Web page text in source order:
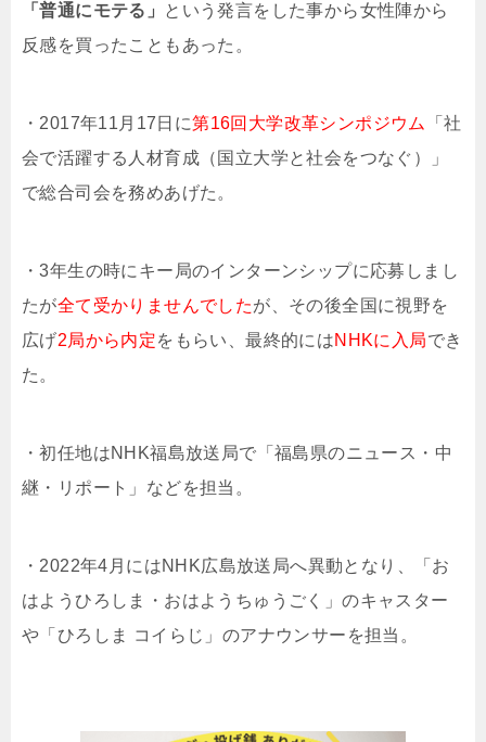
「普通にモテる」
という発言をした事から女性陣から
反感を買ったこともあった。
・2017年11月17日に第16回大学改革シンポジウム
「社
会で活躍する人材育成（国立大学と社会をつなぐ）」
で総合司会を務めあげた。
・3年生の時にキー局のインターンシップに応募しまし
たが全て受かりませんでしたが、その後全国に視野を
広げ2局から内定をもらい、最終的にはNHKに入局でき
た。
・初任地はNHK福島放送局で「福島県のニュース・中
継・リポート」などを担当。
・2022年4月にはNHK広島放送局へ異動となり、「お
はようひろしま・おはようちゅうごく」のキャスター
や「ひろしま コイらじ」のアナウンサーを担当。